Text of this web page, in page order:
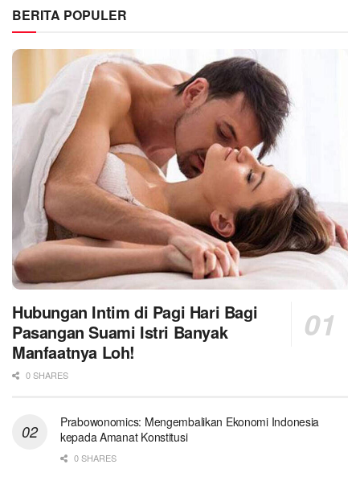
BERITA POPULER
Hubungan Intim di Pagi Hari Bagi
Pasangan Suami Istri Banyak
Manfaatnya Loh!
0 SHARES
Prabowonomics: Mengembalikan Ekonomi Indonesia
kepada Amanat Konstitusi
0 SHARES